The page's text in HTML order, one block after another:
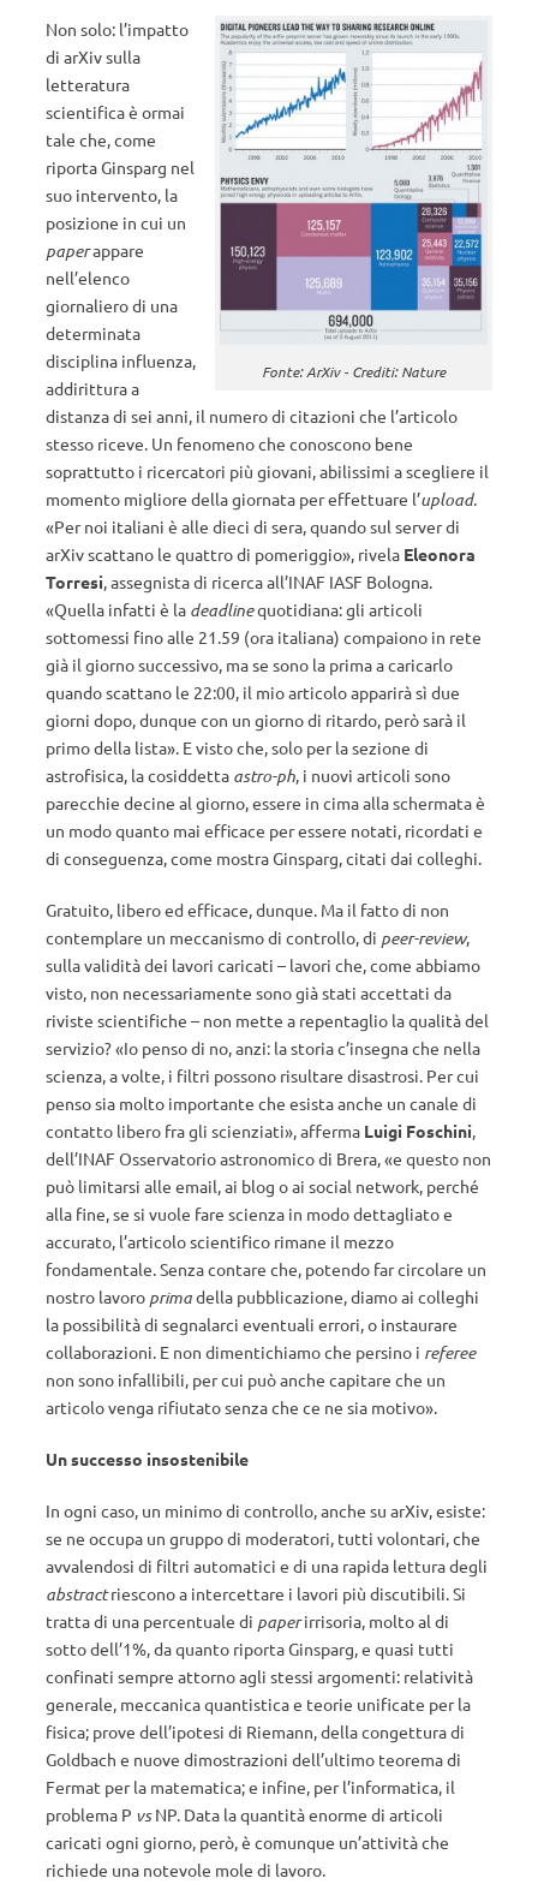
Fonte: ArXiv - Crediti: Nature
Non solo: l’impatto
di arXiv sulla
letteratura
scientifica è ormai
tale che, come
riporta Ginsparg nel
suo intervento, la
posizione in cui un
paperappare
nell’elenco
giornaliero di una
determinata
disciplina influenza,
addirittura a
distanza di sei anni, il numero di citazioni che l’articolo
stesso riceve. Un fenomeno che conoscono bene
soprattutto i ricercatori più giovani, abilissimi a scegliere il
momento migliore della giornata per effettuare l’upload.
«Per noi italiani è alle dieci di sera, quando sul server di
arXiv scattano le quattro di pomeriggio», rivela Eleonora
Torresi, assegnista di ricerca all’INAF IASF Bologna.
«Quella infatti è la deadlinequotidiana: gli articoli
sottomessi fino alle 21.59 (ora italiana) compaiono in rete
già il giorno successivo, ma se sono la prima a caricarlo
quando scattano le 22:00, il mio articolo apparirà sì due
giorni dopo, dunque con un giorno di ritardo, però sarà il
primo della lista». E visto che, solo per la sezione di
astrofisica, la cosiddetta astro-ph, i nuovi articoli sono
parecchie decine al giorno, essere in cima alla schermata è
un modo quanto mai efficace per essere notati, ricordati e
di conseguenza, come mostra Ginsparg, citati dai colleghi.
Gratuito, libero ed efficace, dunque. Ma il fatto di non
contemplare un meccanismo di controllo, di peer-review,
sulla validità dei lavori caricati – lavori che, come abbiamo
visto, non necessariamente sono già stati accettati da
riviste scientifiche – non mette a repentaglio la qualità del
servizio? «Io penso di no, anzi: la storia c’insegna che nella
scienza, a volte, i filtri possono risultare disastrosi. Per cui
penso sia molto importante che esista anche un canale di
contatto libero fra gli scienziati», afferma Luigi Foschini,
dell’INAF Osservatorio astronomico di Brera, «e questo non
può limitarsi alle email, ai blog o ai social network, perché
alla fine, se si vuole fare scienza in modo dettagliato e
accurato, l’articolo scientifico rimane il mezzo
fondamentale. Senza contare che, potendo far circolare un
nostro lavoro primadella pubblicazione, diamo ai colleghi
la possibilità di segnalarci eventuali errori, o instaurare
collaborazioni. E non dimentichiamo che persino i referee
non sono infallibili, per cui può anche capitare che un
articolo venga rifiutato senza che ce ne sia motivo».
Un successo insostenibile
In ogni caso, un minimo di controllo, anche su arXiv, esiste:
se ne occupa un gruppo di moderatori, tutti volontari, che
avvalendosi di filtri automatici e di una rapida lettura degli
abstractriescono a intercettare i lavori più discutibili. Si
tratta di una percentuale di paperirrisoria, molto al di
sotto dell’1%, da quanto riporta Ginsparg, e quasi tutti
confinati sempre attorno agli stessi argomenti: relatività
generale, meccanica quantistica e teorie unificate per la
fisica; prove dell’ipotesi di Riemann, della congettura di
Goldbach e nuove dimostrazioni dell’ultimo teorema di
Fermat per la matematica; e infine, per l’informatica, il
problema P vsNP. Data la quantità enorme di articoli
caricati ogni giorno, però, è comunque un’attività che
richiede una notevole mole di lavoro.